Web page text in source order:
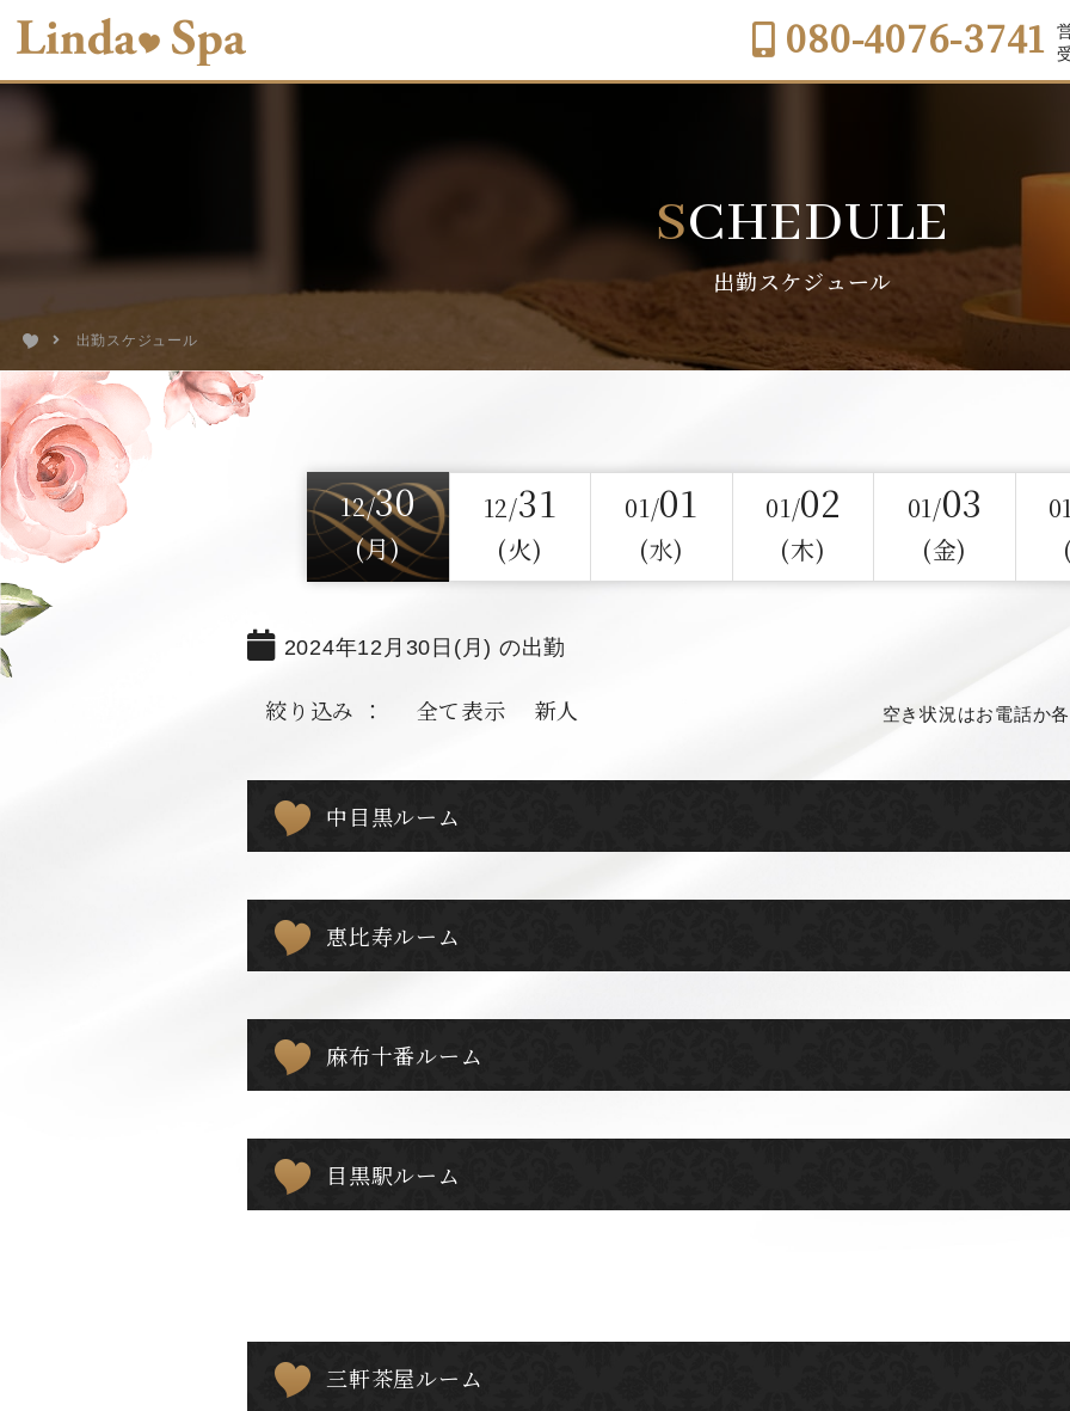
080-4076-3741
SCHEDULE
出勤スケジュール
出勤スケジュール
12/30
(月)
12/31
(火)
01/01
(水)
01/02
(木)
01/03
(金)
2024年12月30日(月) の出勤
絞り込み ： 全て表示 新人 空き状況はお電話か
中目黒ルーム
恵比寿ルーム
麻布十番ルーム
目黒駅ルーム
三軒茶屋ルーム